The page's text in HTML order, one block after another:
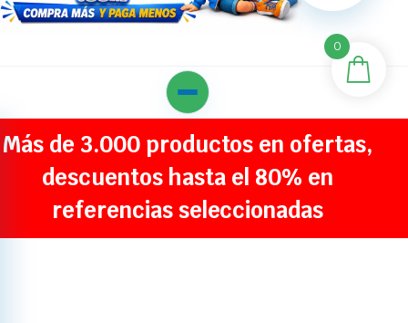
Más de 3.000 productos en ofertas,
descuentos hasta el 80% en
referencias seleccionadas
0